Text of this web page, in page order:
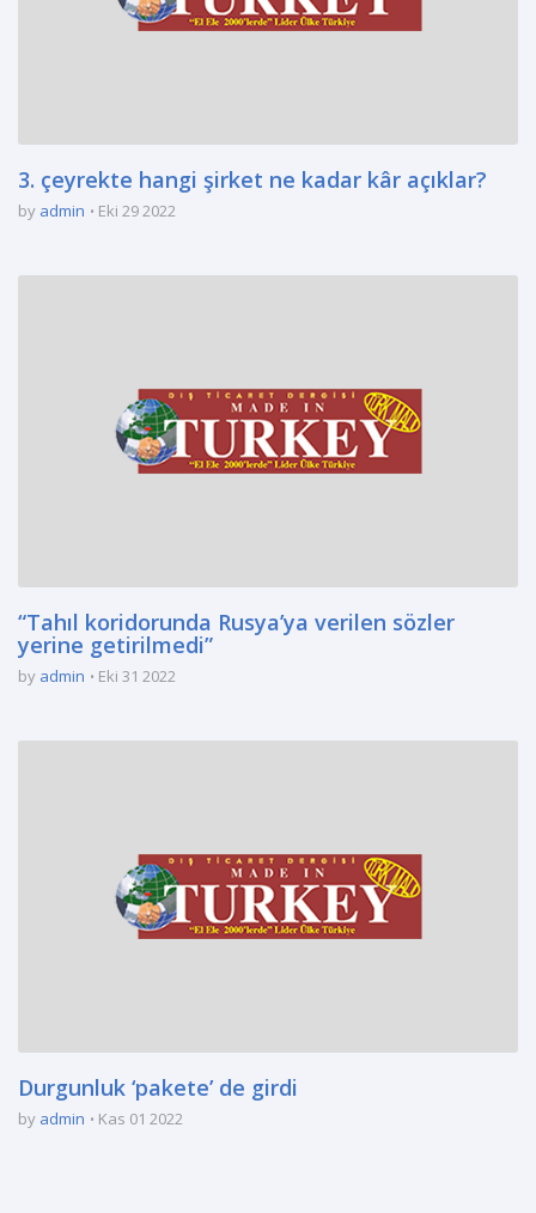
3. çeyrekte hangi şirket ne kadar kâr açıklar?
by admin Eki 29 2022
“Tahıl koridorunda Rusya’ya verilen sözler
yerine getirilmedi”
by admin Eki 31 2022
Durgunluk ‘pakete’ de girdi
by admin Kas 01 2022